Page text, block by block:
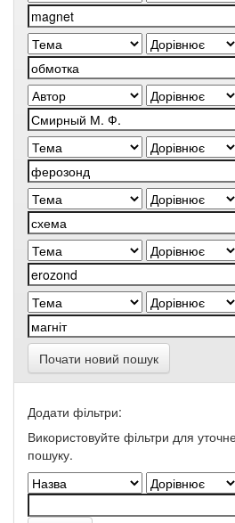
Почати новий пошук
Додати фільтри:
Використовуйте фільтри для
пошуку.